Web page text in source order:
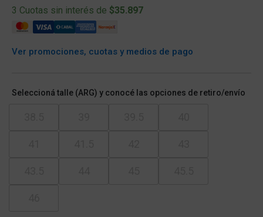
3 Cuotas sin interés de $35.897
Ver promociones, cuotas y medios de pago
Seleccioná talle (ARG) y conocé las opciones de retiro/envío